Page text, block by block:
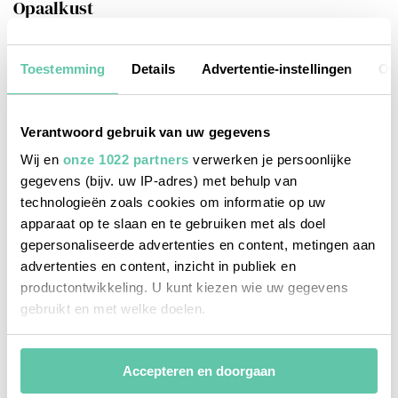
Toestemming Details Advertentie-instellingen
Verantwoord gebruik van uw gegevens
Wij en onze 1022 partners verwerken je persoonlijke
gegevens (bijv. uw IP-adres) met behulp van
technologieën zoals cookies om informatie op uw
apparaat op te slaan en te gebruiken met als doel
gepersonaliseerde advertenties en content, metingen aan
advertenties en content, inzicht in publiek en
productontwikkeling. U kunt kiezen wie uw gegevens
gebruikt en met welke doelen.
Als u het toestaat, willen we ook graag:
Informatie verzamelen over uw geografische
Accepteren en doorgaan
Opaalkust